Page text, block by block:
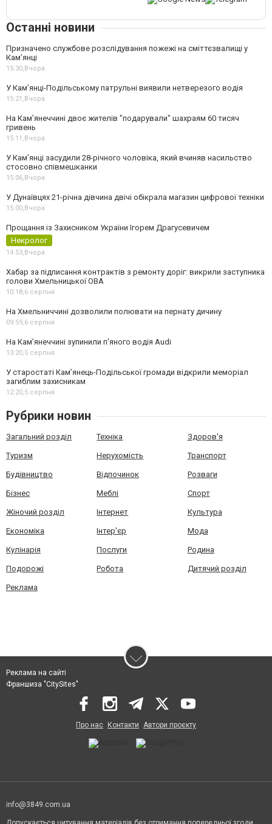
Останні новини
Призначено службове розслідування пожежі на сміттєзвалищі у
Кам’янці
15:30,Вчора
У Кам’янці-Подільському патрульні виявили нетверезого водія
15:21,Вчора
На Камʼянеччині двоє жителів "подарували" шахраям 60 тисяч
гривень
15:11,Вчора
У Камʼянці засудили 28-річного чоловіка, який вчиняв насильство
стосовно співмешканки
15:06,Вчора
У Дунаївцях 21-річна дівчина двічі обікрала магазин цифрової техніки
15:00,Вчора
Прощання із Захисником України Ігорем Драгусевичем
Некролог
14:53,Вчора
Хабар за підписання контрактів з ремонту доріг: викрили заступника
голови Хмельницької ОВА
10:18,6 серпня
На Хмельниччині дозволили полювати на пернату дичину
09:59,6 серпня
На Камʼянеччині зупинили п'яного водія Audi
13:20,5 серпня
У старостаті Кам’янець-Подільської громади відкрили меморіал
загиблим захисникам
12:20,5 серпня
Рубрики новин
Загальний розділ Техніка Здоров'я
Туризм Нерухомість Транспорт
Будівництво Відпочинок Розваги
Бізнес Меблі Спорт
Жіночий розділ Інтернет Культура
Економіка Інтер'єр Мода
Кулінарія Послуги Родина
Подорожі Робота Дитячий розділ
Реклама
Реклама на сайті
Франшиза "CitySites"
Про нас Контакти Автори проєкту
info@3849.com.ua